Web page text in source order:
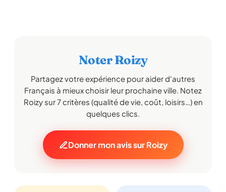
Noter Roizy
Partagez votre expérience pour aider d'autres
Français à mieux choisir leur prochaine ville. Notez
Roizy sur 7 critères (qualité de vie, coût, loisirs…) en
quelques clics.
Donner mon avis sur Roizy